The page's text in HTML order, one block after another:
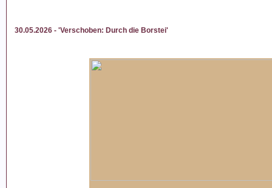
30.05.2026 - 'Verschoben: Durch die Borstei'